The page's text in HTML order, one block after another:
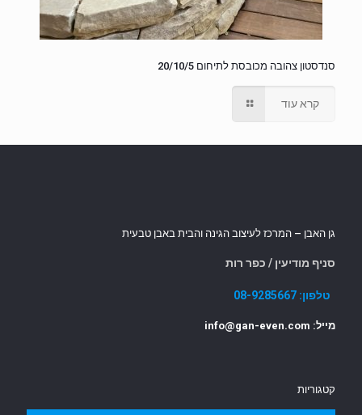
סנדסטון צהובה מכובסת לתיחום 20/10/5
קרא עוד
גן האבן – המרכז לעיצוב הגינה והבית באבן טבעית
סניף מודיעין / כפר רות
טלפון: 08-9285667
מייל: info@gan-even.com
קטגוריות